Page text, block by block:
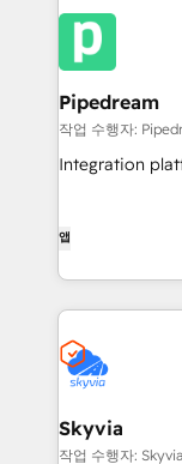
Pipedream
작업 수행자:
Integration
앱
Skyvia
작업 수행자: Skyvia